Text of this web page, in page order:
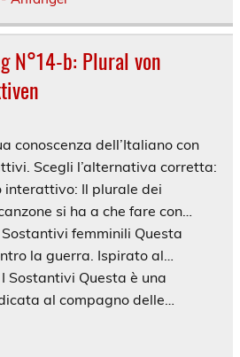
N°14-b: Plural von
conoscenza dell’Italiano con
Scegli l’alternativa corretta:
interattivo: Il plurale dei
si ha a che fare con…
femminili Questa
la guerra. Ispirato al…
Sostantivi Questa è una
al compagno delle…